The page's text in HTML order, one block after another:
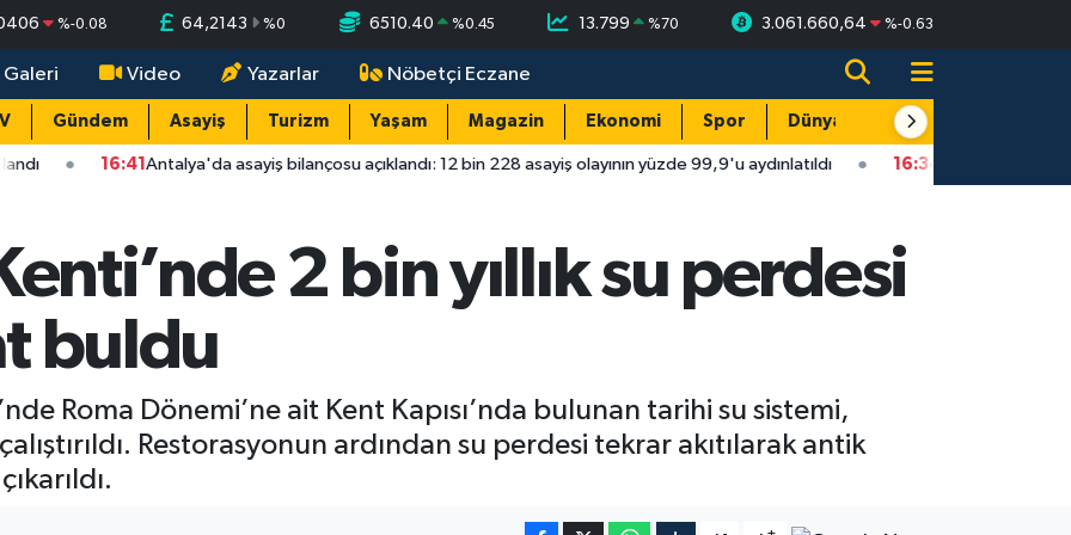
%-0.08 64,2143 %0 6510.40 %0.45 13.799 %70 3.061.660,64 %-0.63
Galeri Video Yazarlar Nöbetçi Eczane
Gündem Asayiş Turizm Yaşam Magazin Ekonomi Spor Dünya Resmi Reklamlar
Antalya'da asayiş bilançosu açıklandı: 12 bin 228 asayiş olayının yüzde 99,9'u aydınlatıldı 16:34Isparta'da faytonu sollayan
2 bin yıllık su perdesi
buldu
Roma Dönemi’ne ait Kent Kapısı’nda bulunan tarihi su sistemi,
Restorasyonun ardından su perdesi tekrar akıtılarak antik